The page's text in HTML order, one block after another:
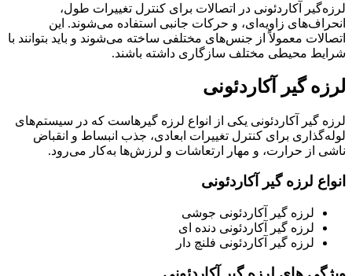
لرزه‌گیر آکاردئونی در اتصالات برای کنترل تغییرات طول،
انحراف‌های زاویه‌ای، و حرکات جانبی استفاده می‌شوند. این
اتصالات معمولاً از جنس‌های مختلفی ساخته می‌شوند و باید بتوانند با
شرایط محیطی مختلف سازگاری داشته باشند.
لرزه گیر آکاردئونی
لرزه گیر آکاردئونی یکی از انواع لرزه گیرهاست که در سیستم‌های
لوله‌گذاری برای کنترل تغییرات ابعادی، جذب انبساط و انقباض
ناشی از حرارت، و مهار ارتعاشات و لرزش‌ها به‌کار می‌رود.
انواع لرزه گیر آکاردئونی
لرزه گیر آکاردئونی جوشی
لرزه گیر آکاردئونی دنده ای
لرزه گیر آکاردئونی فلنچ دار